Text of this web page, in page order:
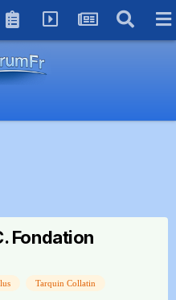
Fondation
Tarquin Collatin